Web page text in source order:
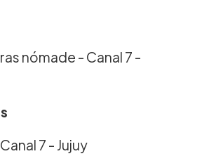
nómade - Canal 7 -
7 - Jujuy